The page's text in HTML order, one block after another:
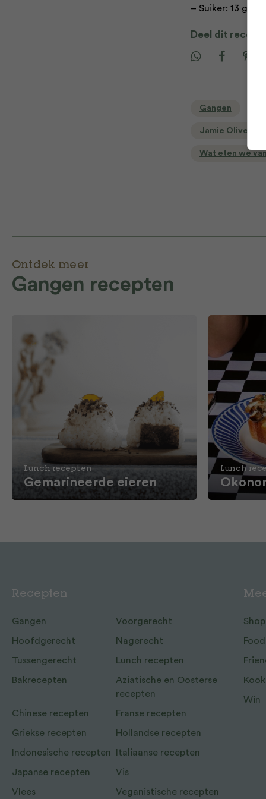
– Suiker: 13 g –
Deel dit recept
Gangen
Jamie Oliver
Wat eten we
Ontdek meer
Gangen recepten
Lunch recepten
Gemarineerde eieren
Lunch
Recepten
Gangen Voorgerecht
Hoofdgerecht Nagerecht
Tussengerecht Lunch recepten
Bakrecepten
Aziatische en Oosterse
recepten
Chinese recepten Franse recepten
Griekse recepten Hollandse recepten
Indonesische recepten Italiaanse recepten
Japanse recepten Vis
Vlees Veganistische recepten
Shop
Win